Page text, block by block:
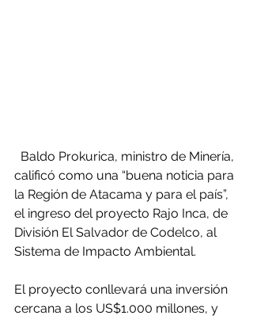
calificó como una “buena noticia para
la Región de Atacama y para el país”,
el ingreso del proyecto Rajo Inca, de
División El Salvador de Codelco, al
Sistema de Impacto Ambiental.
El proyecto conllevará una inversión
cercana a los US$1.000 millones, y